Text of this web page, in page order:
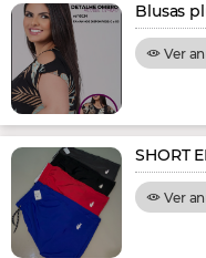
Blusas
Ver
SHORT
Ver